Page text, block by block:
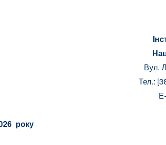
Вул.
Тел.:
року